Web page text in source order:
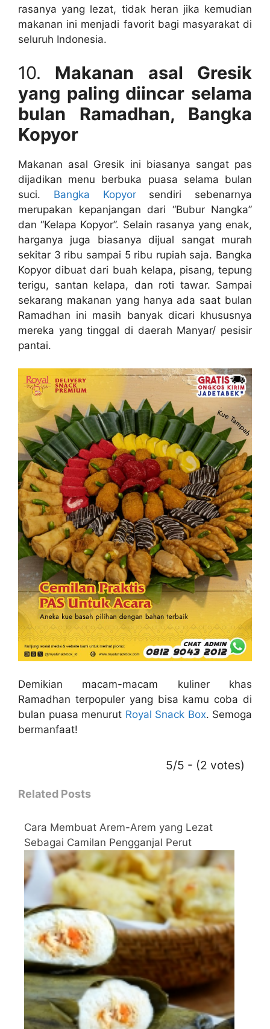
rasanya yang lezat, tidak heran jika kemudian
makanan ini menjadi favorit bagi masyarakat di
seluruh Indonesia.
10. Makanan asal Gresik
yang paling diincar selama
bulan Ramadhan, Bangka
Kopyor
Makanan asal Gresik ini biasanya sangat pas
dijadikan menu berbuka puasa selama bulan
suci. Bangka Kopyorsendiri sebenarnya
merupakan kepanjangan dari “Bubur Nangka”
dan “Kelapa Kopyor”. Selain rasanya yang enak,
harganya juga biasanya dijual sangat murah
sekitar 3 ribu sampai 5 ribu rupiah saja. Bangka
Kopyor dibuat dari buah kelapa, pisang, tepung
terigu, santan kelapa, dan roti tawar. Sampai
sekarang makanan yang hanya ada saat bulan
Ramadhan ini masih banyak dicari khususnya
mereka yang tinggal di daerah Manyar/ pesisir
pantai.
Demikian macam-macam kuliner khas
Ramadhan terpopuler yang bisa kamu coba di
bulan puasa menurut Royal Snack Box. Semoga
bermanfaat!
5/5 - (2 votes)
Related Posts
Cara Membuat Arem-Arem yang Lezat
Sebagai Camilan Pengganjal Perut